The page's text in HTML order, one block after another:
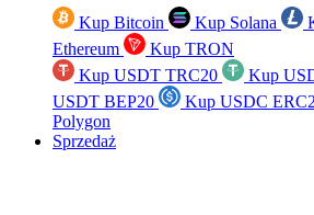
Kup Bitcoin Kup Solana
Ethereum
Kup TRON
Kup USDT TRC20
Kup
USDT BEP20
Kup USDC
Polygon
Sprzedaż